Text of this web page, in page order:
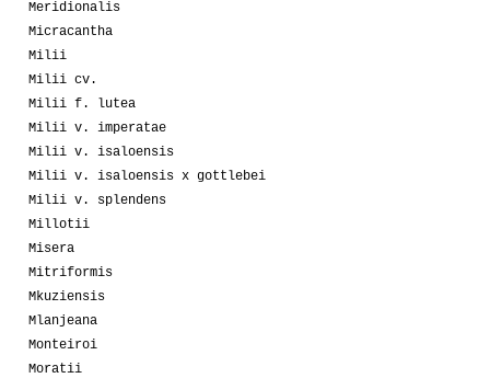
Meridionalis
Micracantha
Milii
Milii cv.
Milii f. lutea
Milii v. imperatae
Milii v. isaloensis
Milii v. isaloensis x gottlebei
Milii v. splendens
Millotii
Misera
Mitriformis
Mkuziensis
Mlanjeana
Monteiroi
Moratii